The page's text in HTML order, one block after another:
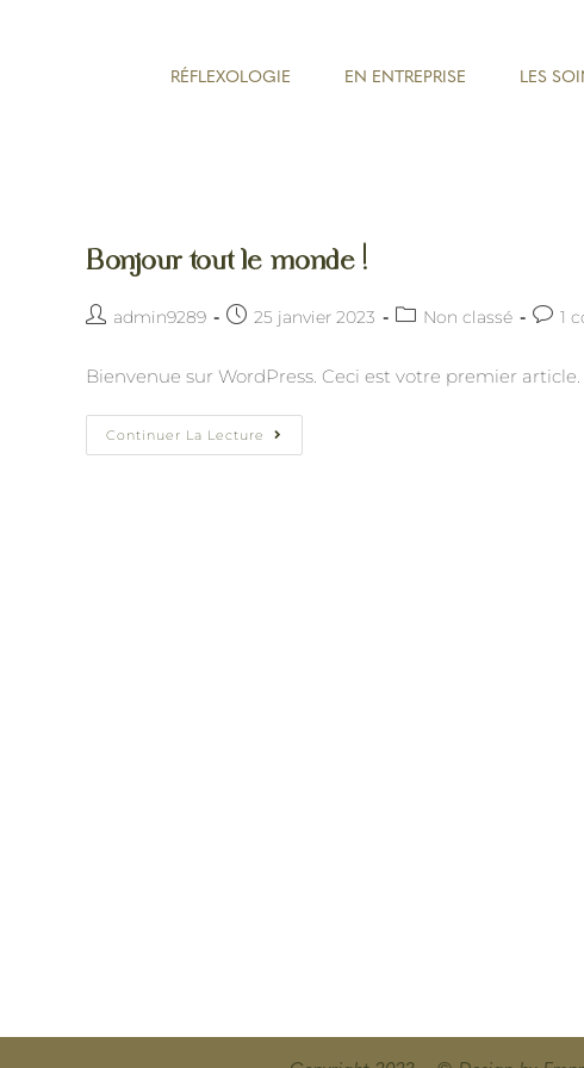
RÉFLEXOLOGIE EN ENTREPRISE LES
Bonjour tout le monde !
admin9289 25 janvier 2023 Non classé 1
Bienvenue sur WordPress. Ceci est votre premier
Continuer La Lecture